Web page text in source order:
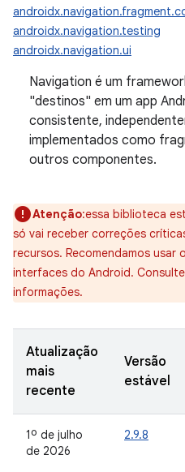
androidx.navigation.testing
androidx.navigation.ui
Navigation é um
"destinos" em um app
consistente,
implementados como
outros componentes.
Atenção:essa biblioteca
só vai receber correções
recursos. Recomendamos usar o
interfaces do Android. Consulte
informações.
Atualização
mais
recente
Versão
estável
1º de julho
de 2026
2.9.8